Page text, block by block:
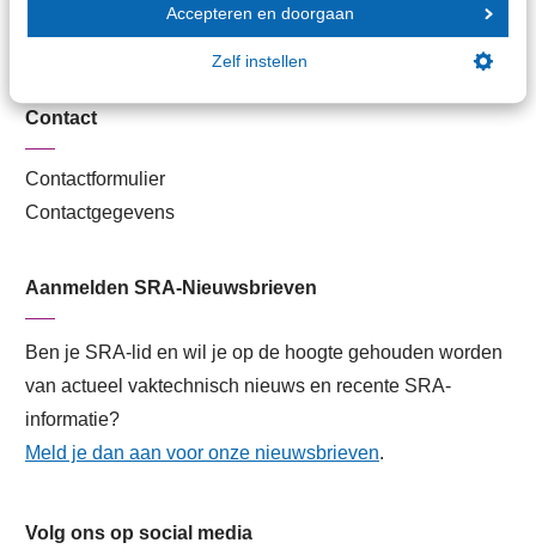
Accepteren en doorgaan
Zelf instellen
Lid worden
Contact
Contactformulier
Contactgegevens
Aanmelden SRA-Nieuwsbrieven
Ben je SRA-lid en wil je op de hoogte gehouden worden
van actueel vaktechnisch nieuws en recente SRA-
informatie?
Meld je dan aan voor onze nieuwsbrieven.
Volg ons op social media